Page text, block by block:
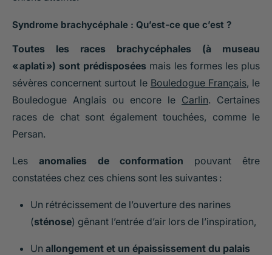
Syndrome brachycéphale : Qu’est-ce que c’est ?
Toutes les races brachycéphales (à museau
« aplati ») sont prédisposées mais les formes les plus
sévères concernent surtout le Bouledogue Français, le
Bouledogue Anglais ou encore le Carlin. Certaines
races de chat sont également touchées, comme le
Persan.
Les anomalies de conformation pouvant être
constatées chez ces chiens sont les suivantes :
Un rétrécissement de l’ouverture des narines
(sténose) gênant l’entrée d’air lors de l’inspiration,
Un allongement et un épaississement du palais